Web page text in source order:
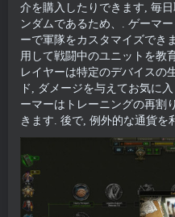
介を購入したりできます, 毎
ンダムであるため、. ゲーマ
ーで軍隊をカスタマイズでき
用して戦闘中のユニットを教
レイヤーは特定のデバイスの
ド, ダメージを与えてお気に
ーマーはトレーニングの再割
きます. 後で, 例外的な通貨を